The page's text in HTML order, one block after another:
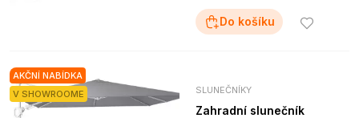
Do košíku
AKČNÍ NABÍDKA
V SHOWROOME
SLUNEČNÍKY
Zahradní slunečník